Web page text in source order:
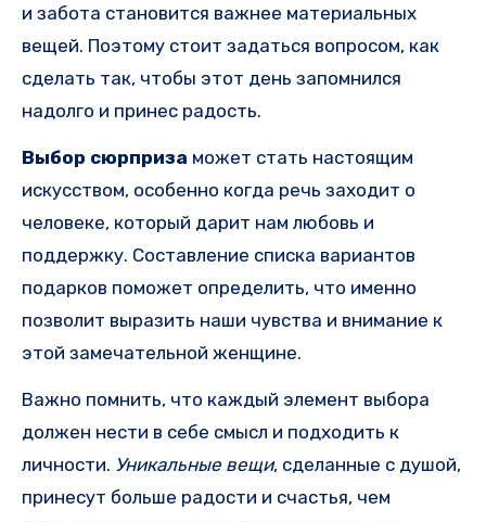
и забота становится важнее материальных
вещей. Поэтому стоит задаться вопросом, как
сделать так, чтобы этот день запомнился
надолго и принес радость.
Выбор сюрприза может стать настоящим
искусством, особенно когда речь заходит о
человеке, который дарит нам любовь и
поддержку. Составление списка вариантов
подарков поможет определить, что именно
позволит выразить наши чувства и внимание к
этой замечательной женщине.
Важно помнить, что каждый элемент выбора
должен нести в себе смысл и подходить к
личности. Уникальные вещи, сделанные с душой,
принесут больше радости и счастья, чем